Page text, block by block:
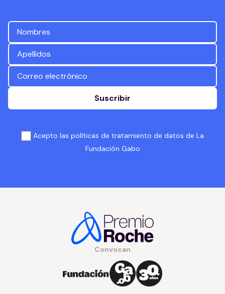
Suscribir
Acepto las políticas de tratamiento de datos de La
Fundación Gabo
Convocan